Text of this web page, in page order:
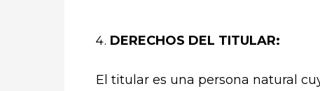
DERECHOS DEL TITULAR:
El titular es una persona natural